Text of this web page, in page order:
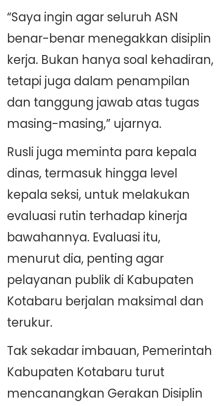
“Saya ingin agar seluruh ASN
benar-benar menegakkan disiplin
kerja. Bukan hanya soal kehadiran,
tetapi juga dalam penampilan
dan tanggung jawab atas tugas
masing-masing,” ujarnya.
Rusli juga meminta para kepala
dinas, termasuk hingga level
kepala seksi, untuk melakukan
evaluasi rutin terhadap kinerja
bawahannya. Evaluasi itu,
menurut dia, penting agar
pelayanan publik di Kabupaten
Kotabaru berjalan maksimal dan
terukur.
Tak sekadar imbauan, Pemerintah
Kabupaten Kotabaru turut
mencanangkan Gerakan Disiplin